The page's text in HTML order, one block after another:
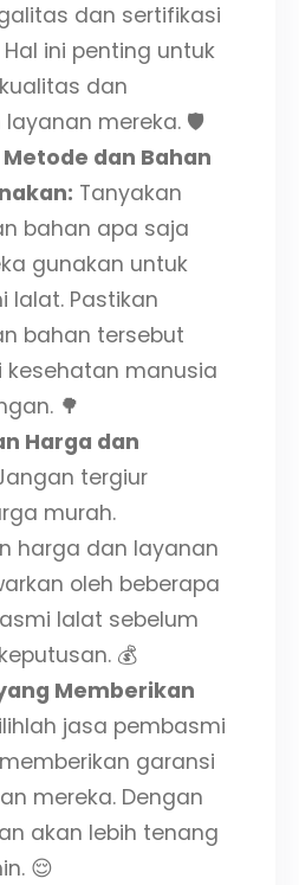
dan sertifikasi
ini penting untuk
dan
mereka. 🛡️
dan Bahan
Tanyakan
bahan apa saja
gunakan untuk
lalat. Pastikan
bahan tersebut
kesehatan manusia
🌳
Harga dan
tergiur
murah.
harga dan layanan
oleh beberapa
lalat sebelum
💰
Memberikan
jasa pembasmi
garansi
mereka. Dengan
akan lebih tenang
😌